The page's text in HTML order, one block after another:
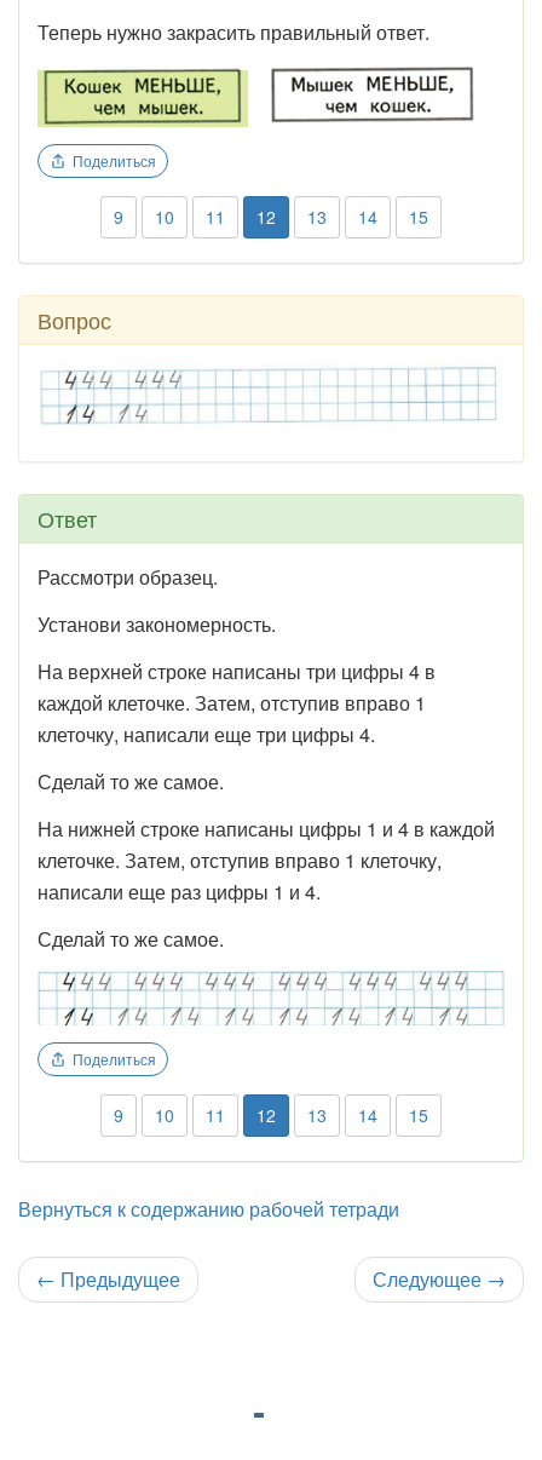
Теперь нужно закрасить правильный ответ.
Поделиться
9 10 11 12 13 14 15
Вопрос
Ответ
Рассмотри образец.
Установи закономерность.
На верхней строке написаны три цифры 4 в
каждой клеточке. Затем, отступив вправо 1
клеточку, написали еще три цифры 4.
Сделай то же самое.
На нижней строке написаны цифры 1 и 4 в каждой
клеточке. Затем, отступив вправо 1 клеточку,
написали еще раз цифры 1 и 4.
Сделай то же самое.
Поделиться
9 10 11 12 13 14 15
Вернуться к содержанию рабочей тетради
← Предыдущее Следующее →